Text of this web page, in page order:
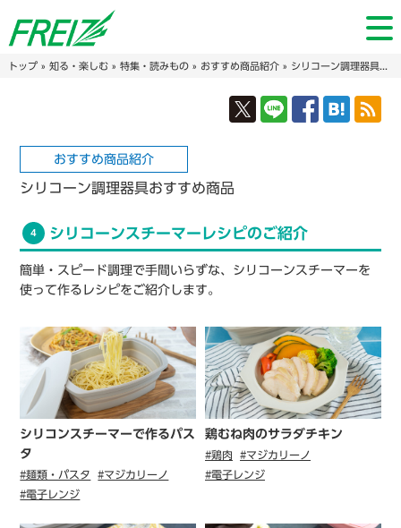
トップ» 知る・楽しむ» 特集・読みもの» おすすめ商品紹介» シリコーン調理器具おすすめ商品
おすすめ商品紹介
シリコーン調理器具おすすめ商品
4 シリコーンスチーマーレシピのご紹介
簡単・スピード調理で手間いらずな、シリコーンスチーマーを
使って作るレシピをご紹介します。
シリコンスチーマーで作るパス
タ
#麺類・パスタ
#マジカリーノ
#電子レンジ
鶏むね肉のサラダチキン
#鶏肉
#マジカリーノ
#電子レンジ